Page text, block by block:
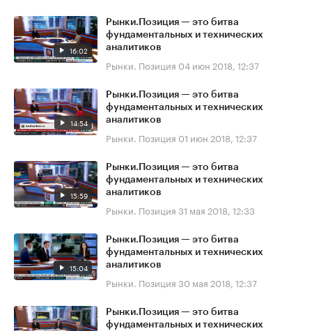
16:02
Рынки.Позиция — это битва
фундаментальных и технических
аналитиков
Рынки. Позиция 04 июн 2018, 12:37
14:54
Рынки.Позиция — это битва
фундаментальных и технических
аналитиков
Рынки. Позиция 01 июн 2018, 12:37
15:59
Рынки.Позиция — это битва
фундаментальных и технических
аналитиков
Рынки. Позиция 31 мая 2018, 12:33
15:04
Рынки.Позиция — это битва
фундаментальных и технических
аналитиков
Рынки. Позиция 30 мая 2018, 12:37
Рынки.Позиция — это битва
фундаментальных и технических